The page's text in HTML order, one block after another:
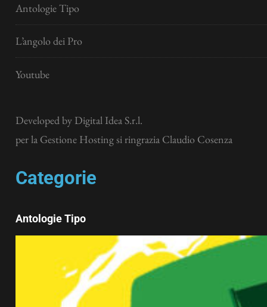
Antologie Tipo
L’angolo dei Pro
Youtube
Developed by Digital Idea S.r.l.
per la Gestione Hosting si ringrazia Claudio Cosenza
Categorie
Antologie Tipo